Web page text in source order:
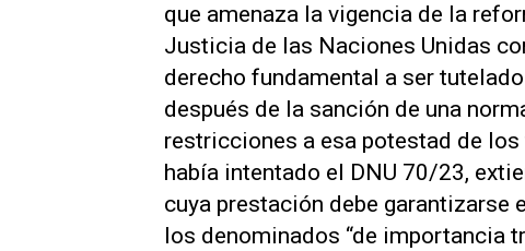
que amenaza la vigencia de la
Justicia de las Naciones Unidas
derecho fundamental a ser
después de la sanción de una
restricciones a esa potestad de
había intentado el DNU 70/23,
cuya prestación debe garantizarse
los denominados “de importancia